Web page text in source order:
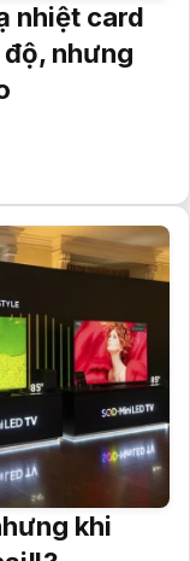
nhiệt card
nhưng
khi